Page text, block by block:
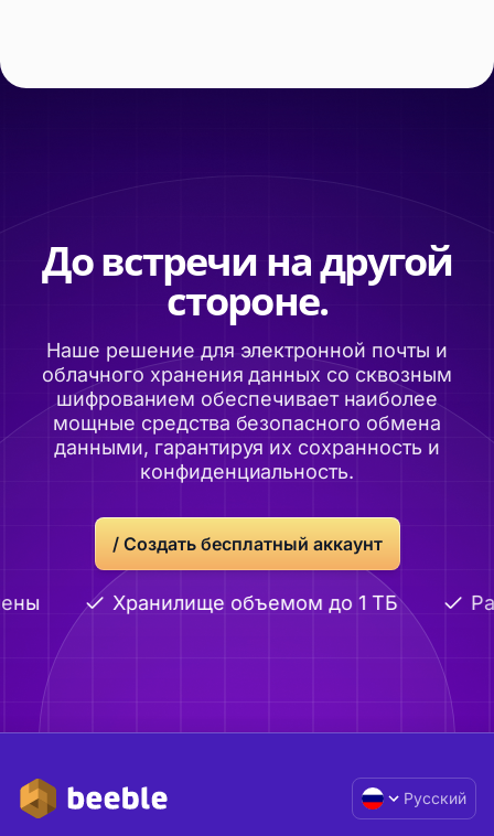
До встречи на другой
стороне.
Наше решение для электронной почты и
облачного хранения данных со сквозным
шифрованием обеспечивает наиболее
мощные средства безопасного обмена
данными, гарантируя их сохранность и
конфиденциальность.
/ Создать бесплатный аккаунт
Хранилище объемом до 1 ТБ
Русский